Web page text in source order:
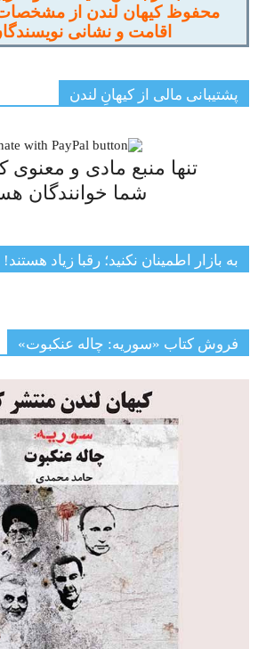
محفوظ کیهان لندن از
اقامت و نشانی
پشتیبانی مالی از کیهانِ لندن
تنها منبع مادی و معنوی
شما خوانندگان
به بازار اطمینان نکنید؛ رقبا زیاد هستند!
فروش کتاب «سوریه: چاله عنکبوت»